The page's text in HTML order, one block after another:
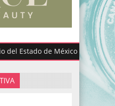
de México participa en